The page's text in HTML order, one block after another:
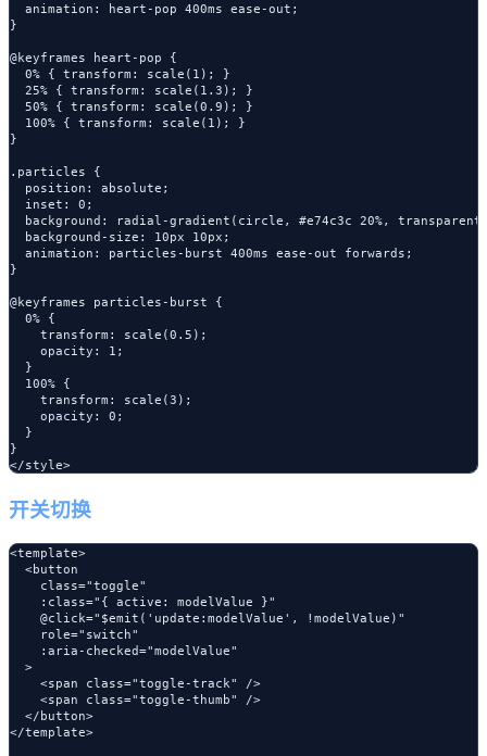
  animation: heart-pop 400ms ease-out;
}
@keyframes heart-pop {
  0% { transform: scale(1); }
  25% { transform: scale(1.3); }
  50% { transform: scale(0.9); }
  100% { transform: scale(1); }
}
.particles {
  position: absolute;
  inset: 0;
background: radial-gradient(circle, #e74c3c 20%, transparent
  background-size: 10px 10px;
  animation: particles-burst 400ms ease-out forwards;
}
@keyframes particles-burst {
  0% {
    transform: scale(0.5);
    opacity: 1;
  }
  100% {
    transform: scale(3);
    opacity: 0;
  }
}
开关切换
<template>
  <button
    class="toggle"
    :class="{ active: modelValue }"
    @click="$emit('update:modelValue', !modelValue)"
    role="switch"
    :aria-checked="modelValue"
  >
    <span class="toggle-track" />
    <span class="toggle-thumb" />
  </button>
</template>